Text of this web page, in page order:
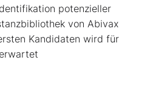
potenzieller
von Abivax
Kandidaten wird für